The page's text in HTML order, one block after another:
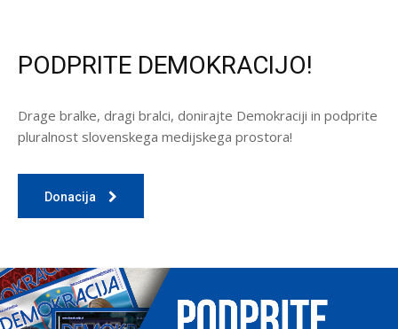
PODPRITE DEMOKRACIJO!
Drage bralke, dragi bralci, donirajte Demokraciji in podprite
pluralnost slovenskega medijskega prostora!
Donacija